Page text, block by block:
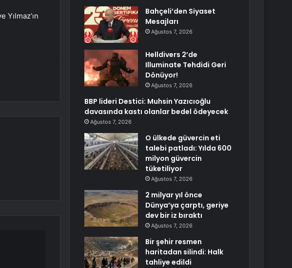
Bahçeli’den Siyaset
Mesajları
Ağustos 7, 2026
Helldivers 2’de
Illuminate Tehdidi Geri
Dönüyor!
Ağustos 7, 2026
BBP lideri Destici: Muhsin Yazıcıoğlu
davasında kastı olanlar bedel ödeyecek
Ağustos 7, 2026
O ülkede güvercin eti
talebi patladı: Yılda 600
milyon güvercin
tüketiliyor
Ağustos 7, 2026
2 milyar yıl önce
Dünya’ya çarptı, geriye
dev bir iz bıraktı
Ağustos 7, 2026
Bir şehir resmen
haritadan silindi: Halk
tahliye edildi